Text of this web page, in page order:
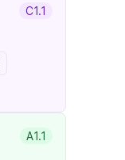
C1.1
A1.1